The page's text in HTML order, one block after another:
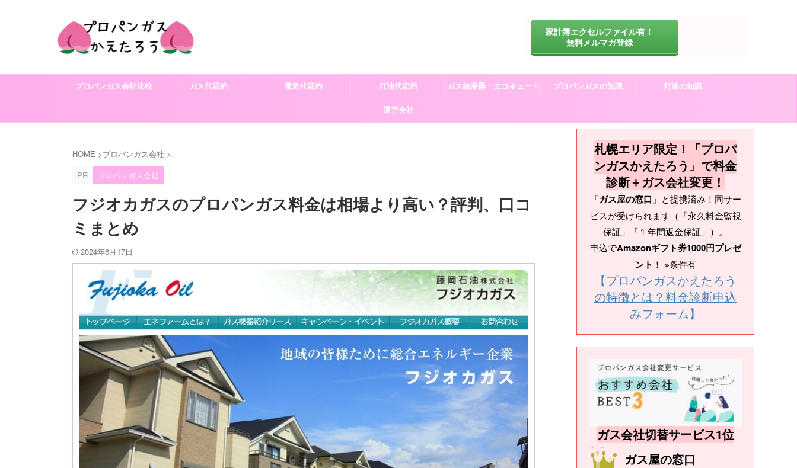
家計簿エクセルファイル有！
無料メルマガ登録
プロパンガス会社比較 ガス代節約 電気代節約 灯油代節約 ガス給湯器・エコキュート プロパンガスの知識 灯油の知識
運営会社
HOME >プロパンガス会社 >
PR
プロパンガス会社
フジオカガスのプロパンガス料金は相場より高い？評判、口コ
ミまとめ
2024年6月17日
札幌エリア限定！「プロパ
ンガスかえたろう」で料金
診断＋ガス会社変更！
「ガス屋の窓口 」と提携済み！同サー
ビスが受けられます（「永久料金監視
保証」「１年間返金保証」）。
申込でAmazonギフト券1000円プレゼ
ント ！ ※条件有
【プロパンガスかえたろう
の特徴とは？料金診断申込
みフォーム】
ガス会社切替サービス1位
ガス屋の窓口